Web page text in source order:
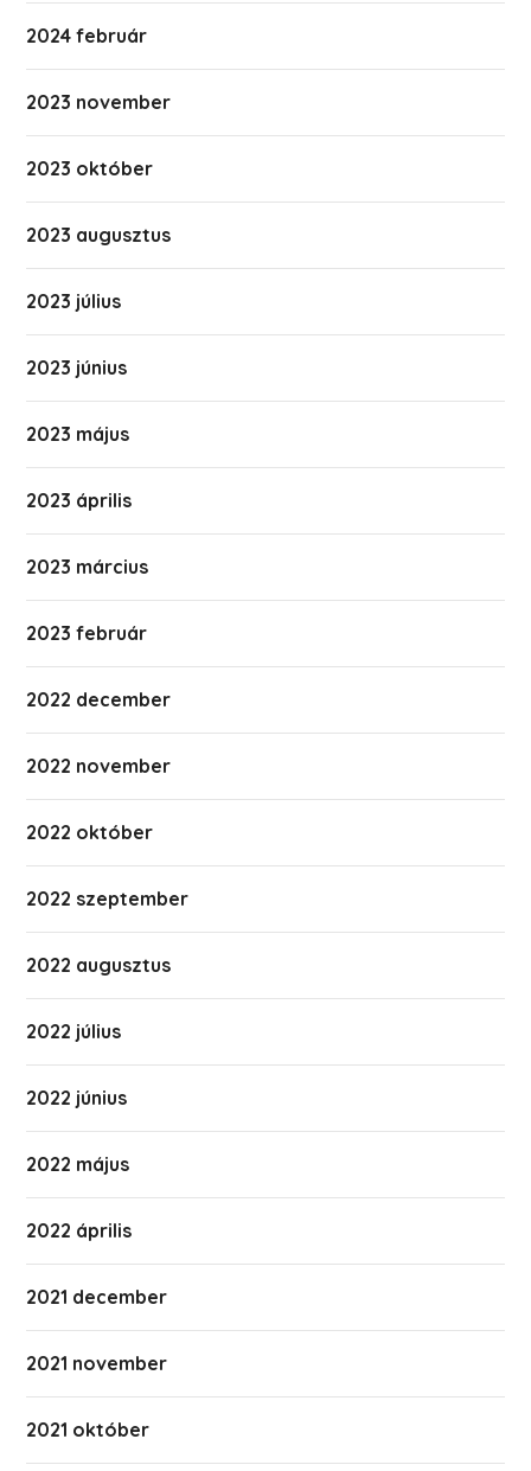
2024 február
2023 november
2023 október
2023 augusztus
2023 július
2023 június
2023 május
2023 április
2023 március
2023 február
2022 december
2022 november
2022 október
2022 szeptember
2022 augusztus
2022 július
2022 június
2022 május
2022 április
2021 december
2021 november
2021 október